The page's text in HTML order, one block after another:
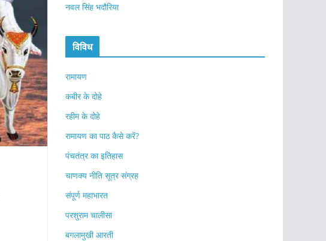
नवल सिंह भदौरिया
विविध
रामायण
कबीर के दोहे
रहीम के दोहे
रामायण का पाठ कैसे करें?
पंचतंत्र का इतिहास
चाणक्य नीति सूत्र संग्रह
संपूर्ण महाभारत
परशुराम चालीसा
बगलामुखी आरती